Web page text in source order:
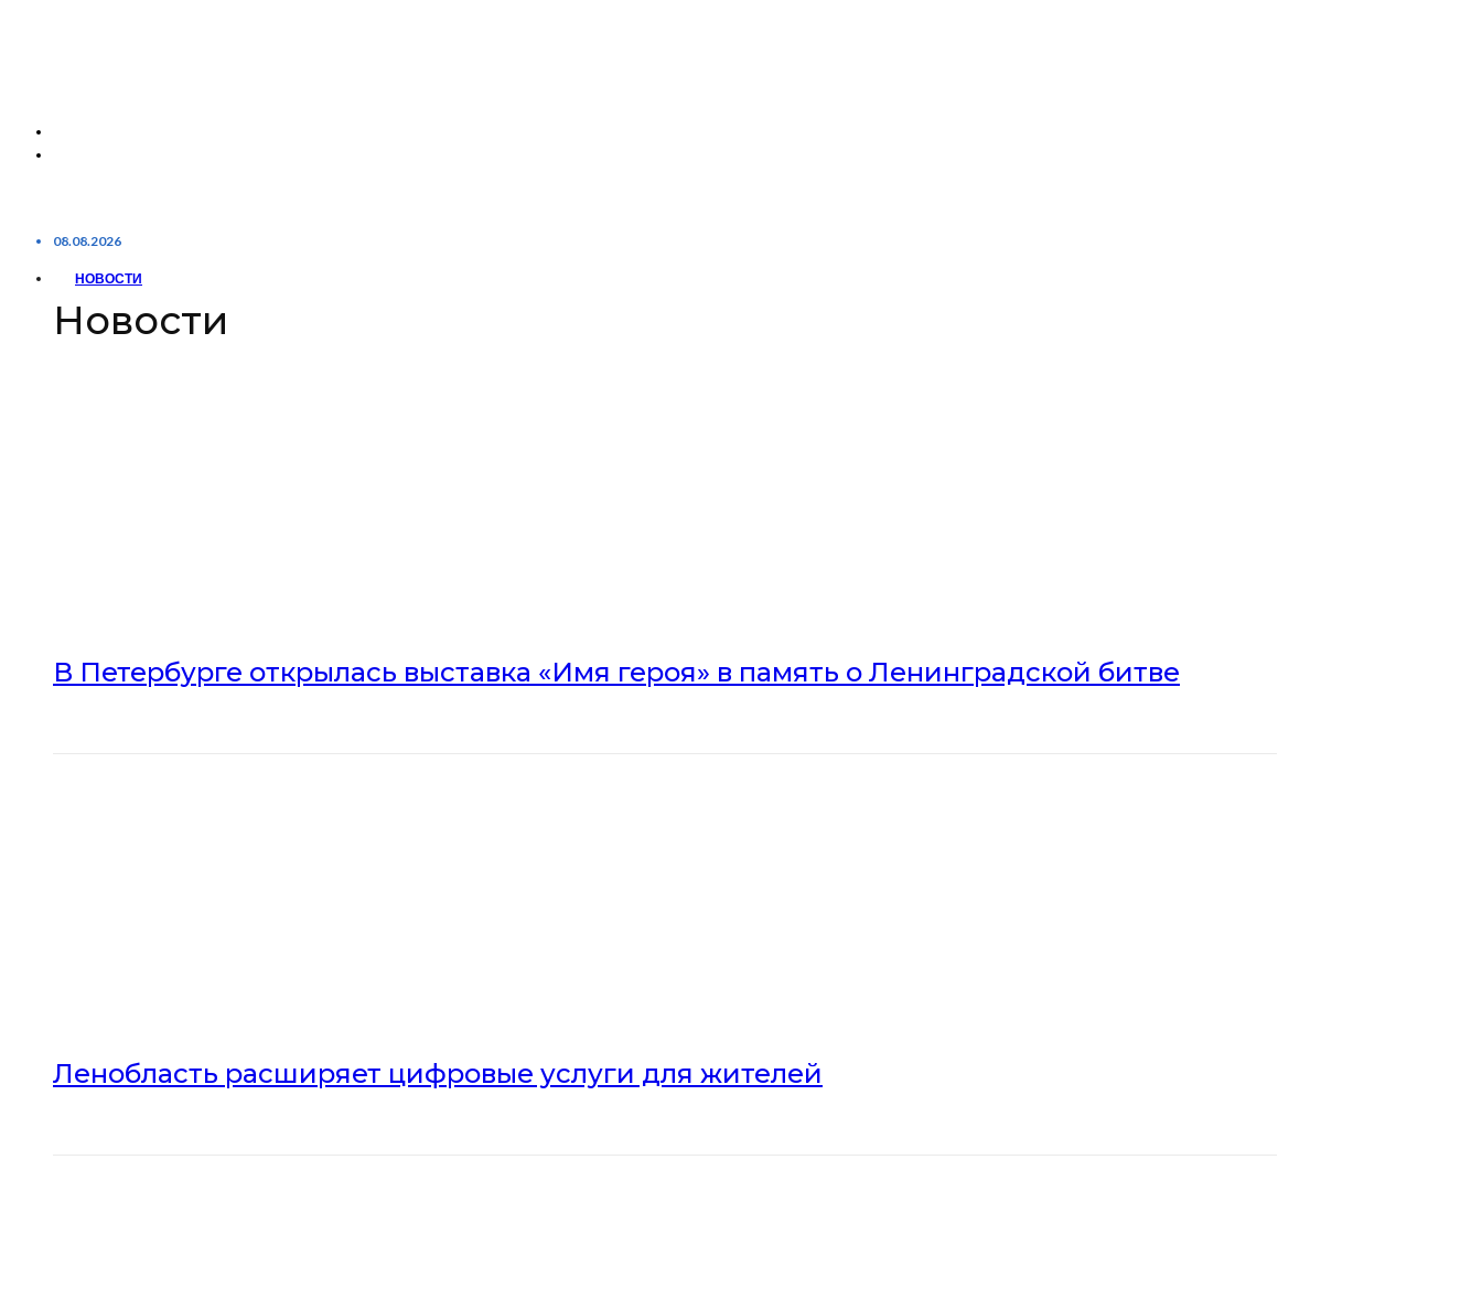
08.08.2026
НОВОСТИ
Новости
В Петербурге открылась выставка «Имя героя» в память о Ленинградской битве
Ленобласть расширяет цифровые услуги для жителей